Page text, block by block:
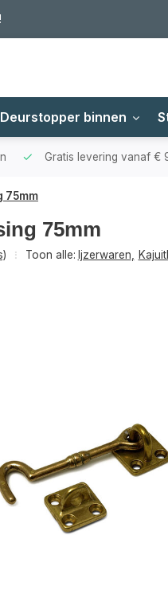
Deurstopper binnen
Gratis levering vanaf €
75mm
75mm
Toon alle: Ijzerwaren